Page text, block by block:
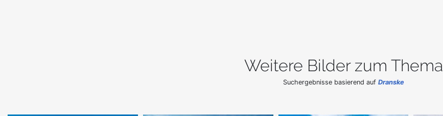
Weitere Bilder zum Thema
Suchergebnisse basierend auf Dranske